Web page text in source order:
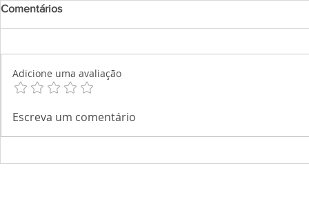
Comentários
Adicione uma avaliação
Escreva um comentário